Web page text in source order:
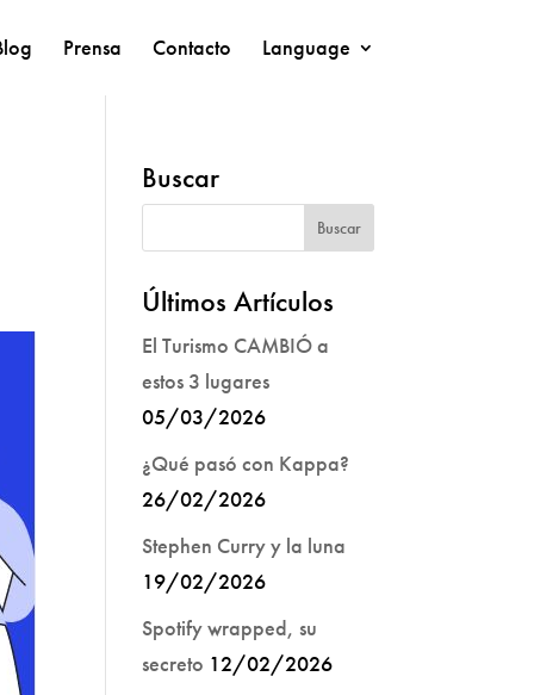
Prensa Contacto Language
Buscar
Últimos Artículos
El Turismo CAMBIÓ a
estos 3 lugares
05/03/2026
¿Qué pasó con Kappa?
26/02/2026
Stephen Curry y la luna
19/02/2026
Spotify wrapped, su
secreto 12/02/2026